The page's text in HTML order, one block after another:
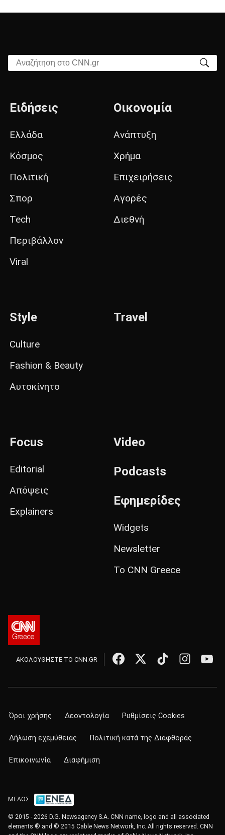
Αναζήτηση στο CNN.gr
Ειδήσεις
Ελλάδα
Κόσμος
Πολιτική
Σπορ
Tech
Περιβάλλον
Viral
Οικονομία
Ανάπτυξη
Χρήμα
Επιχειρήσεις
Αγορές
Διεθνή
Style
Culture
Fashion & Beauty
Αυτοκίνητο
Travel
Focus
Editorial
Απόψεις
Explainers
Video
Podcasts
Εφημερίδες
Widgets
Newsletter
Το CNN Greece
ΑΚΟΛΟΥΘΗΣΤΕ ΤΟ CNN.GR
Όροι χρήσης Δεοντολογία Ρυθμίσεις Cookies
Δήλωση εχεμύθειας Πολιτική κατά της Διαφθοράς
Επικοινωνία Διαφήμιση
ΜΕΛΟΣ
© 2015 - 2026 D.G. Newsagency S.A. CNN name, logo and all associated
elements ® and © 2015 Cable News Network, Inc. All rights reserved. CNN